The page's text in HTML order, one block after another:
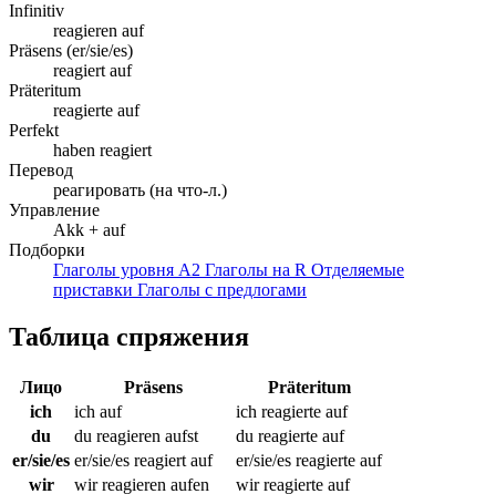
Infinitiv
reagieren auf
Präsens (er/sie/es)
reagiert auf
Präteritum
reagierte auf
Perfekt
haben reagiert
Перевод
реагировать (на что-л.)
Управление
Akk + auf
Подборки
Глаголы уровня A2 Глаголы на R Отделяемые
приставки Глаголы с предлогами
Таблица спряжения
Лицо Präsens
Präteritum
ich
ich auf
ich reagierte auf
du
du reagieren aufst
du reagierte auf
er/sie/es er/sie/es reagiert auf
er/sie/es reagierte auf
wir
wir reagieren aufen
wir reagierte auf